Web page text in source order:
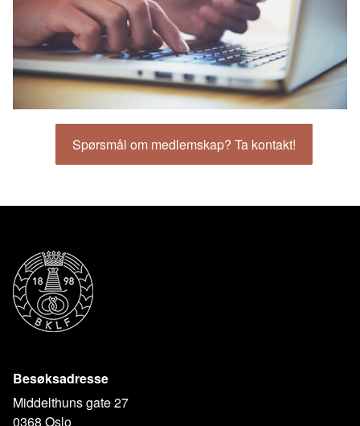
Spørsmål om medlemskap? Ta kontakt!
Besøksadresse
Middelthuns gate 27
0368 Oslo